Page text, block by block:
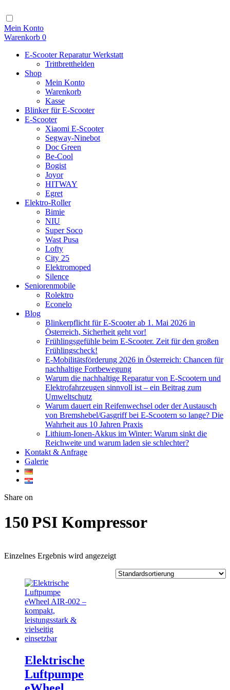
Inhalt
Mein Konto
Warenkorb 0
E-Scooter Reparatur Werkstatt
Trittbretthelden
Shop
Mein Konto
Warenkorb
Kasse
Blinker für E-Scooter
E-Scooter
Xiaomi E-Scooter
Segway-Ninebot
Doc Green
Be-Cool
Bogist
Joyor
HITWAY
Egret
Elektro-Roller
Bimie
NIU
Super Soco
Wast Pusa
Lofty
City 25
Elektromoped
Silence
Seniorenmobile
Rolektro
Econelo
Blog
Blinkerpflicht für E-Scooter ab 1. Mai 2026 in
Österreich, Sicherheit geht vor!
Frühlingsgefühle beim E-Scooter. Zeit für den großen
Frühlingscheck!
E-Mobilitätsförderung 2026 in Österreich: Chancen für
nachhaltige Fortbewegung
Warum die nachhaltige Reparatur von E-Scootern und
Elektrofahrzeugen sinnvoll ist – ein Beitrag zum
Umweltschutz
Warum dauert ein Reifenwechsel oder der Austausch
von Bremshebel/Gasgriff bei E-Scootern so lange? Die
Wahrheit aus 10 Jahren Praxis
Lithium-Ionen-Akkus im Winter: Warum sinkt die
Reichweite und warum laden sie schlechter?
Kontakt & Anfrage
Galerie
Share on
150 PSI Kompressor
Einzelnes Ergebnis wird angezeigt
Elektrische
Luftpumpe